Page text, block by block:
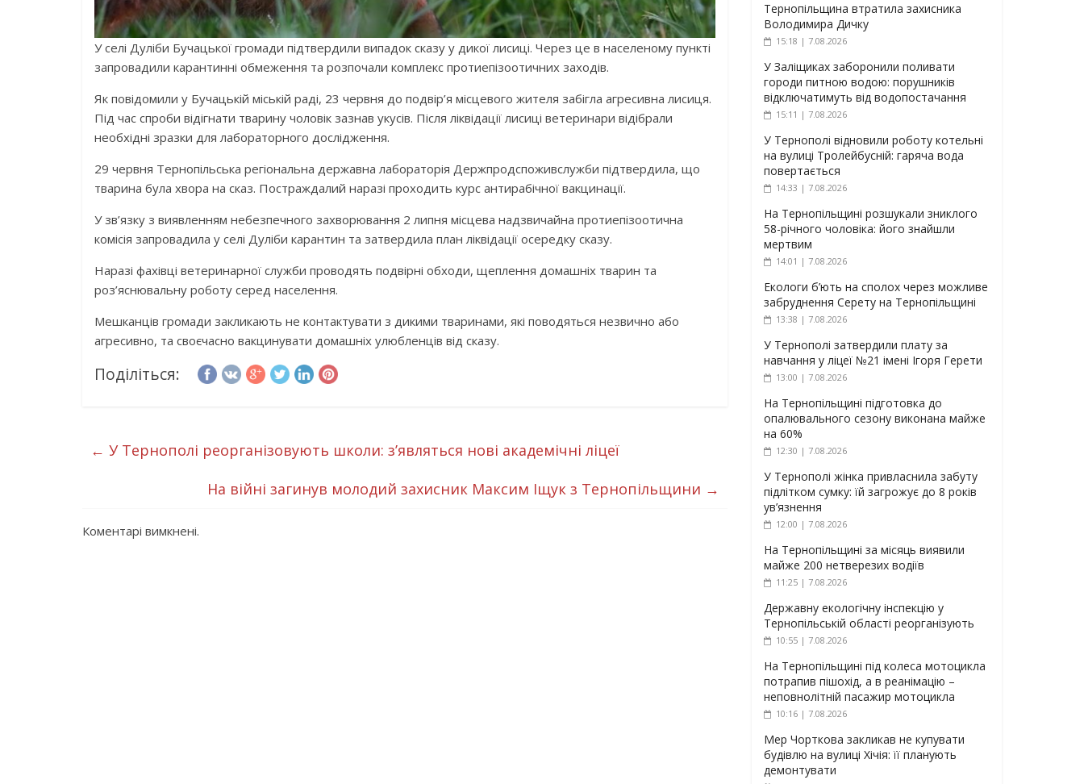
У селі Дуліби Бучацької громади підтвердили випадок сказу у дикої лисиці. Через це в населеному пункті
запровадили карантинні обмеження та розпочали комплекс протиепізоотичних заходів.
Як повідомили у Бучацькій міській раді, 23 червня до подвір’я місцевого жителя забігла агресивна лисиця.
Під час спроби відігнати тварину чоловік зазнав укусів. Після ліквідації лисиці ветеринари відібрали
необхідні зразки для лабораторного дослідження.
29 червня Тернопільська регіональна державна лабораторія Держпродспоживслужби підтвердила, що
тварина була хвора на сказ. Постраждалий наразі проходить курс антирабічної вакцинації.
У зв’язку з виявленням небезпечного захворювання 2 липня місцева надзвичайна протиепізоотична
комісія запровадила у селі Дуліби карантин та затвердила план ліквідації осередку сказу.
Наразі фахівці ветеринарної служби проводять подвірні обходи, щеплення домашніх тварин та
роз’яснювальну роботу серед населення.
Мешканців громади закликають не контактувати з дикими тваринами, які поводяться незвично або
агресивно, та своєчасно вакцинувати домашніх улюбленців від сказу.
Поділіться:
← У Тернополі реорганізовують школи: з’являться нові академічні ліцеї
На війні загинув молодий захисник Максим Іщук з Тернопільщини →
Коментарі вимкнені.
Тернопільщина втратила захисника
Володимира Дичку
15:18 | 7.08.2026
У Заліщиках заборонили поливати
городи питною водою: порушників
відключатимуть від водопостачання
15:11 | 7.08.2026
У Тернополі відновили роботу котельні
на вулиці Тролейбусній: гаряча вода
повертається
14:33 | 7.08.2026
На Тернопільщині розшукали зниклого
58-річного чоловіка: його знайшли
мертвим
14:01 | 7.08.2026
Екологи б’ють на сполох через можливе
забруднення Серету на Тернопільщині
13:38 | 7.08.2026
У Тернополі затвердили плату за
навчання у ліцеї №21 імені Ігоря Герети
13:00 | 7.08.2026
На Тернопільщині підготовка до
опалювального сезону виконана майже
на 60%
12:30 | 7.08.2026
У Тернополі жінка привласнила забуту
підлітком сумку: їй загрожує до 8 років
ув’язнення
12:00 | 7.08.2026
На Тернопільщині за місяць виявили
майже 200 нетверезих водіїв
11:25 | 7.08.2026
Державну екологічну інспекцію у
Тернопільській області реорганізують
10:55 | 7.08.2026
На Тернопільщині під колеса мотоцикла
потрапив пішохід, а в реанімацію –
неповнолітній пасажир мотоцикла
10:16 | 7.08.2026
Мер Чорткова закликав не купувати
будівлю на вулиці Хічія: її планують
демонтувати